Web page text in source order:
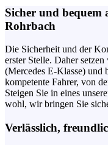
Sicher und
Rohrbach
Die Sicherheit und der
erster Stelle. Daher
(Mercedes E-Klasse) und
kompetente Fahrer, von
Steigen Sie in eines
wohl, wir bringen Sie
Verlässlich,